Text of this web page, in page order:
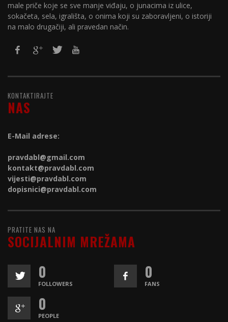
male priče koje se sve manje viđaju, o junacima iz ulice,
sokačeta, sela, igrališta, o onima koji su zaboravljeni, o istoriji
na malo drugačiji, ali pravedan način.
KONTAKTIRAJTE
NAS
E-Mail adrese:
pravdabl@gmail.com
kontakt@pravdabl.com
vijesti@pravdabl.com
dopisnici@pravdabl.com
PRATITE NAS NA
SOCIJALNIM MREŽAMA
0
FOLLOWERS
0
FANS
0
PEOPLE